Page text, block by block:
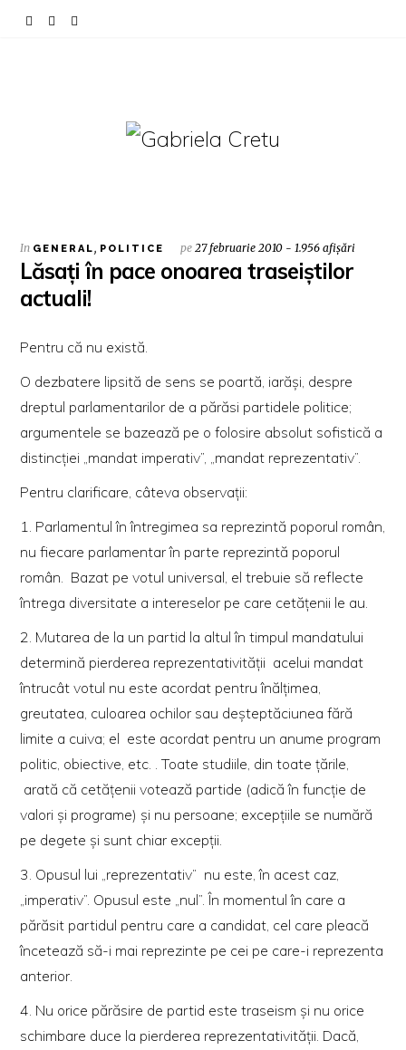
In GENERAL, POLITICE pe 27 februarie 2010 - 1.956 afișări
Lăsaţi în pace onoarea traseiştilor
actuali!
Pentru că nu există.
O dezbatere lipsită de sens se poartă, iarăşi, despre
dreptul parlamentarilor de a părăsi partidele politice;
argumentele se bazează pe o folosire absolut sofistică a
distincţiei „mandat imperativ”, „mandat reprezentativ”.
Pentru clarificare, câteva observaţii:
1. Parlamentul în întregimea sa reprezintă poporul român,
nu fiecare parlamentar în parte reprezintă poporul
român. Bazat pe votul universal, el trebuie să reflecte
întrega diversitate a intereselor pe care cetăţenii le au.
2. Mutarea de la un partid la altul în timpul mandatului
determină pierderea reprezentativităţii acelui mandat
întrucât votul nu este acordat pentru înălţimea,
greutatea, culoarea ochilor sau deşteptăciunea fără
limite a cuiva; el este acordat pentru un anume program
politic, obiective, etc. . Toate studiile, din toate ţările,
arată că cetăţenii votează partide (adică în funcţie de
valori şi programe) şi nu persoane; excepţiile se numără
pe degete şi sunt chiar excepţii.
3. Opusul lui „reprezentativ” nu este, în acest caz,
„imperativ”. Opusul este „nul”. În momentul în care a
părăsit partidul pentru care a candidat, cel care pleacă
încetează să-i mai reprezinte pe cei pe care-i reprezenta
anterior.
4. Nu orice părăsire de partid este traseism şi nu orice
schimbare duce la pierderea reprezentativităţii. Dacă,